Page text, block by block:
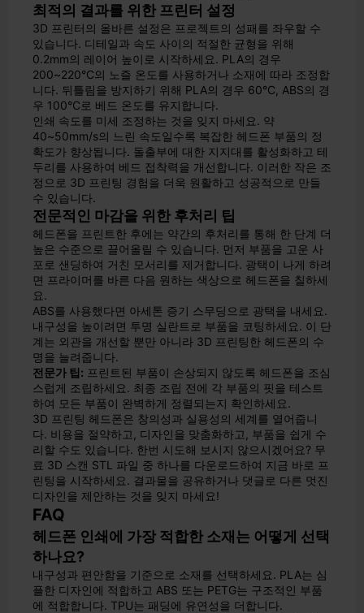
최적의 결과를 위한 프린터 설정
3D 프린터의 올바른 설정은 프로젝트의 성패를 좌우할 수
있습니다. 디테일과 속도 사이의 적절한 균형을 위해
0.2mm의 레이어 높이로 시작하세요. PLA의 경우
200~220°C의 노즐 온도를 사용하거나 소재에 따라 조정합
니다. 뒤틀림을 방지하기 위해 PLA의 경우 60°C, ABS의 경
우 100°C로 베드 온도를 유지합니다.
인쇄 속도를 미세 조정하는 것을 잊지 마세요. 약
40~50mm/s의 느린 속도일수록 복잡한 헤드폰 부품의 정
확도가 향상됩니다. 돌출부에 대한 지지대를 활성화하고 테
두리를 사용하여 베드 접착력을 개선합니다. 이러한 작은 조
정으로 3D 프린팅 경험을 더욱 원활하고 성공적으로 만들
수 있습니다.
전문적인 마감을 위한 후처리 팁
헤드폰을 프린트한 후에는 약간의 후처리를 통해 한 단계 더
높은 수준으로 끌어올릴 수 있습니다. 먼저 부품을 고운 사
포로 샌딩하여 거친 모서리를 제거합니다. 광택이 나게 하려
면 프라이머를 바른 다음 원하는 색상으로 헤드폰을 칠하세
요.
ABS를 사용했다면 아세톤 증기 스무딩으로 광택을 내세요.
내구성을 높이려면 투명 실란트로 부품을 코팅하세요. 이 단
계는 외관을 개선할 뿐만 아니라 3D 프린팅한 헤드폰의 수
명을 늘려줍니다.
전문가 팁: 프린트된 부품이 손상되지 않도록 헤드폰을 조심
스럽게 조립하세요. 최종 조립 전에 각 부품의 핏을 테스트
하여 모든 부품이 완벽하게 정렬되는지 확인하세요.
3D 프린팅 헤드폰은 창의성과 실용성의 세계를 열어줍니
다. 비용을 절약하고, 디자인을 맞춤화하고, 부품을 쉽게 수
리할 수도 있습니다. 한번 시도해 보시지 않으시겠어요? 무
료 3D 스캔 STL 파일 중 하나를 다운로드하여 지금 바로 프
린팅을 시작하세요. 결과물을 공유하거나 댓글로 다른 멋진
디자인을 제안하는 것을 잊지 마세요!
FAQ
헤드폰 인쇄에 가장 적합한 소재는 어떻게 선택
하나요?
내구성과 편안함을 기준으로 소재를 선택하세요. PLA는 심
플한 디자인에 적합하고 ABS 또는 PETG는 구조적인 부품
에 적합합니다. TPU는 패딩에 유연성을 더합니다.